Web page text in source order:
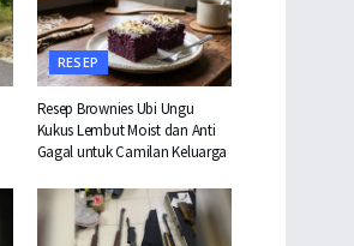
RESEP
Resep Brownies Ubi Ungu
Kukus Lembut Moist dan Anti
Gagal untuk Camilan Keluarga